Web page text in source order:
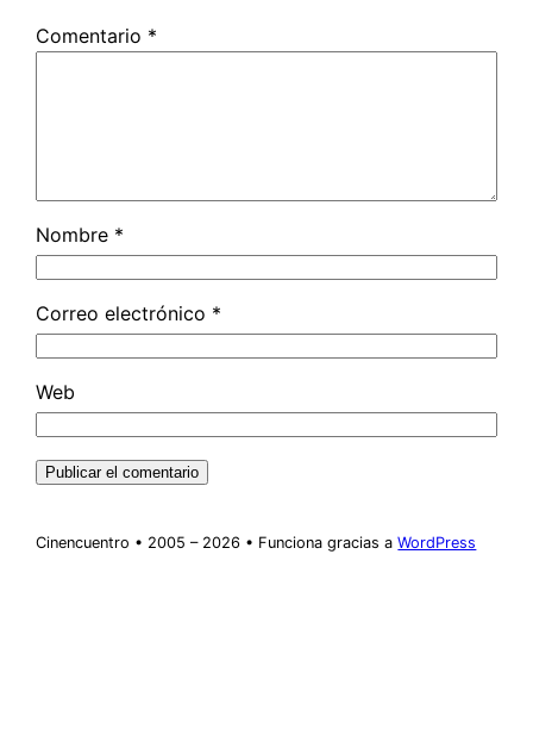
Comentario *
Nombre *
Correo electrónico *
Web
Cinencuentro • 2005 – 2026 • Funciona gracias aWordPress